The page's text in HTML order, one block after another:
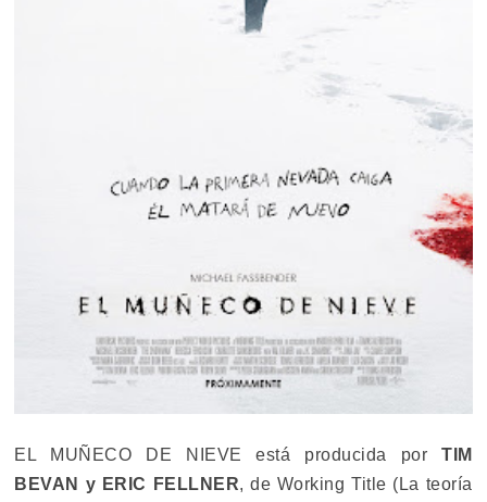
EL MUÑECO DE NIEVE está producida porTIM
BEVAN y ERIC FELLNER, de Working Title (La teoría